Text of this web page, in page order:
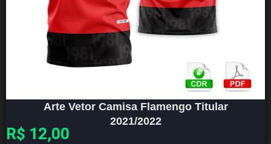
Arte Vetor Camisa Flamengo Titular
2021/2022
R$ 12,00